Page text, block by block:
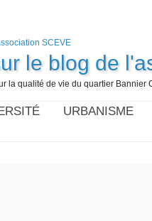
le blog de
la qualité de vie du quartier Bannier
URBANISME